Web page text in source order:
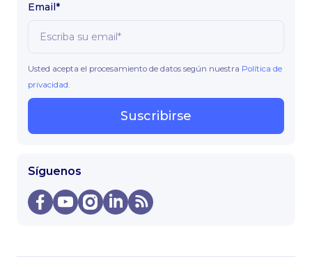
Email*
Usted acepta el procesamiento de datos según nuestra Política de
privacidad.
Suscribirse
Síguenos